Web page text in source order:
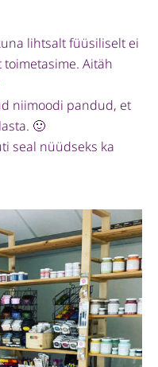
lihtsalt füüsiliselt ei
Aitäh
niimoodi pandud, et
🙂
seal nüüdseks ka